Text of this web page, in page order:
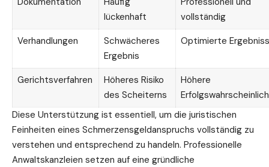
lückenhaft
vollständig
Verhandlungen
Schwächeres
Ergebnis
Optimierte
Gerichtsverfahren
Höheres Risiko
des Scheiterns
Höhere
Diese Unterstützung ist essentiell, um die juristischen
Feinheiten eines Schmerzensgeldanspruchs vollständig zu
verstehen und entsprechend zu handeln. Professionelle
Anwaltskanzleien setzen auf eine gründliche